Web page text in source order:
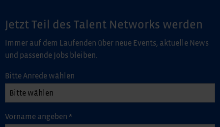
Jetzt Teil des Talent Networks werden
Immer auf dem Laufenden über neue Events, aktuelle News
und passende Jobs bleiben.
Bitte Anrede wählen
Vorname angeben *